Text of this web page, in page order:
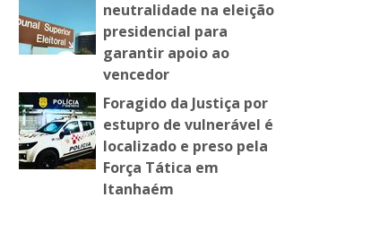
neutralidade na eleição
presidencial para
garantir apoio ao
vencedor
Foragido da Justiça por
estupro de vulnerável é
localizado e preso pela
Força Tática em
Itanhaém